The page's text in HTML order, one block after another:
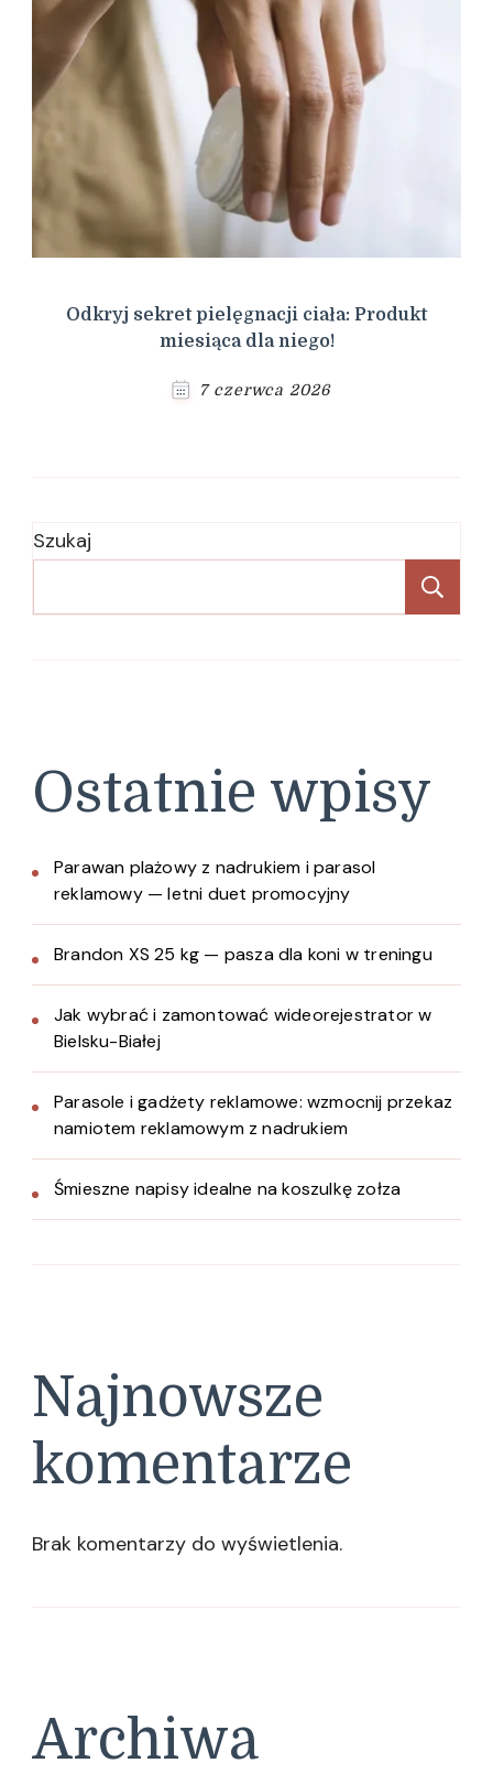
Odkryj sekret pielęgnacji ciała: Produkt
miesiąca dla niego!
7 czerwca 2026
Szukaj
Ostatnie wpisy
Parawan plażowy z nadrukiem i parasol
reklamowy — letni duet promocyjny
Brandon XS 25 kg — pasza dla koni w treningu
Jak wybrać i zamontować wideorejestrator w
Bielsku-Białej
Parasole i gadżety reklamowe: wzmocnij przekaz
namiotem reklamowym z nadrukiem
Śmieszne napisy idealne na koszulkę zołza
Najnowsze
komentarze
Brak komentarzy do wyświetlenia.
Archiwa